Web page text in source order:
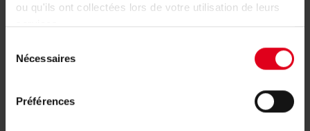
ou qu'ils ont collectées lors de votre utilisation de leurs
services.
Nécessaires
Préférences
R251PY046 1"F x 1"F nut